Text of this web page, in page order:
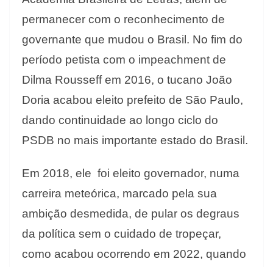
permanecer com o reconhecimento de
governante que mudou o Brasil. No fim do
período petista com o impeachment de
Dilma Rousseff em 2016, o tucano João
Doria acabou eleito prefeito de São Paulo,
dando continuidade ao longo ciclo do
PSDB no mais importante estado do Brasil.
Em 2018, ele foi eleito governador, numa
carreira meteórica, marcado pela sua
ambição desmedida, de pular os degraus
da política sem o cuidado de tropeçar,
como acabou ocorrendo em 2022, quando